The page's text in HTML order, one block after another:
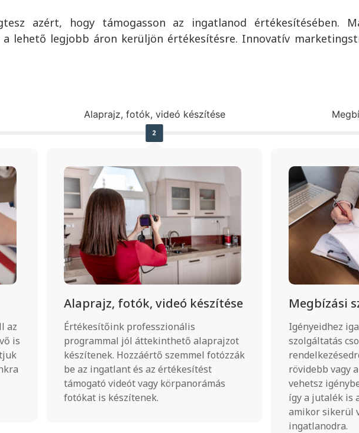
azért, hogy támogasson az ingatlanod értékesítésében.
lehető legjobb áron kerüljön értékesítésre. Innovatív
Alaprajz, fotók, videó készítése
az
is
Alaprajz, fotók, videó készítése
Értékesítőink professzionális
programmal jól áttekinthető alaprajzot
készítenek. Hozzáértő szemmel fotózzák
be az ingatlant és az értékesítést
támogató videót vagy körpanorámás
fotókat is készítenek.
Megbízási
Igényeidhez
szolgáltatás
rövidebb vagy
vehetsz
így a jutalék is
amikor sikerül
ingatlanodra.